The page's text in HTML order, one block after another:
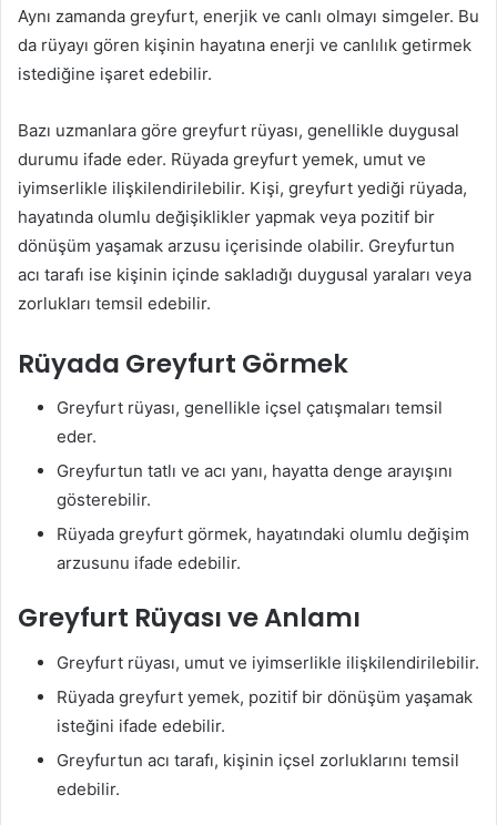
Aynı zamanda greyfurt, enerjik ve canlı olmayı simgeler. Bu
da rüyayı gören kişinin hayatına enerji ve canlılık getirmek
istediğine işaret edebilir.
Bazı uzmanlara göre greyfurt rüyası, genellikle duygusal
durumu ifade eder. Rüyada greyfurt yemek, umut ve
iyimserlikle ilişkilendirilebilir. Kişi, greyfurt yediği rüyada,
hayatında olumlu değişiklikler yapmak veya pozitif bir
dönüşüm yaşamak arzusu içerisinde olabilir. Greyfurtun
acı tarafı ise kişinin içinde sakladığı duygusal yaraları veya
zorlukları temsil edebilir.
Rüyada Greyfurt Görmek
Greyfurt rüyası, genellikle içsel çatışmaları temsil
eder.
Greyfurtun tatlı ve acı yanı, hayatta denge arayışını
gösterebilir.
Rüyada greyfurt görmek, hayatındaki olumlu değişim
arzusunu ifade edebilir.
Greyfurt Rüyası ve Anlamı
Greyfurt rüyası, umut ve iyimserlikle ilişkilendirilebilir.
Rüyada greyfurt yemek, pozitif bir dönüşüm yaşamak
isteğini ifade edebilir.
Greyfurtun acı tarafı, kişinin içsel zorluklarını temsil
edebilir.